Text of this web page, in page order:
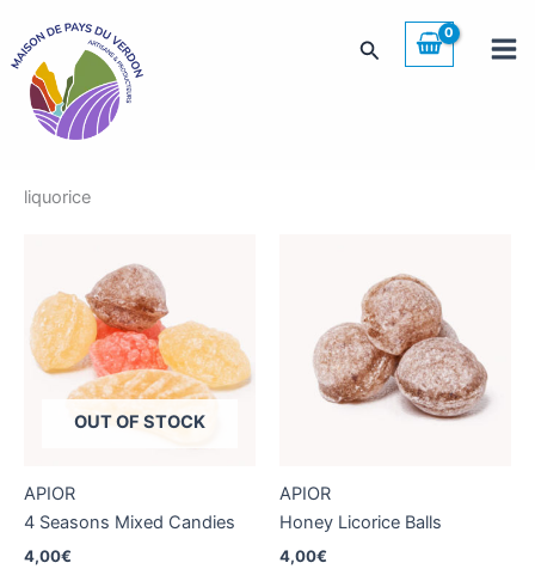
content
Search
liquorice
OUT OF STOCK
APIOR
4 Seasons Mixed Candies
4,00€
APIOR
Honey Licorice Balls
4,00€